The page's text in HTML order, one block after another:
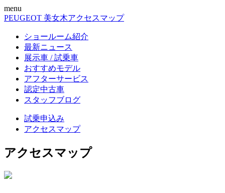
menu
PEUGEOT 美女木アクセスマップ
ショールーム紹介
最新ニュース
展示車 / 試乗車
おすすめモデル
アフターサービス
認定中古車
スタッフブログ
試乗申込み
アクセスマップ
アクセスマップ